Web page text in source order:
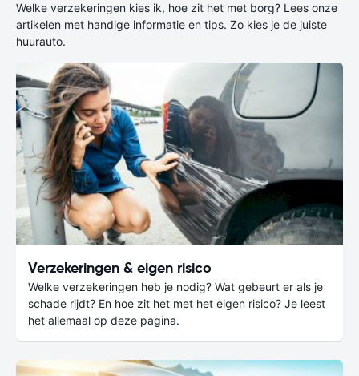
Welke verzekeringen kies ik, hoe zit het met borg? Lees onze
artikelen met handige informatie en tips. Zo kies je de juiste
huurauto.
Verzekeringen & eigen risico
Welke verzekeringen heb je nodig? Wat gebeurt er als je
schade rijdt? En hoe zit het met het eigen risico? Je leest
het allemaal op deze pagina.